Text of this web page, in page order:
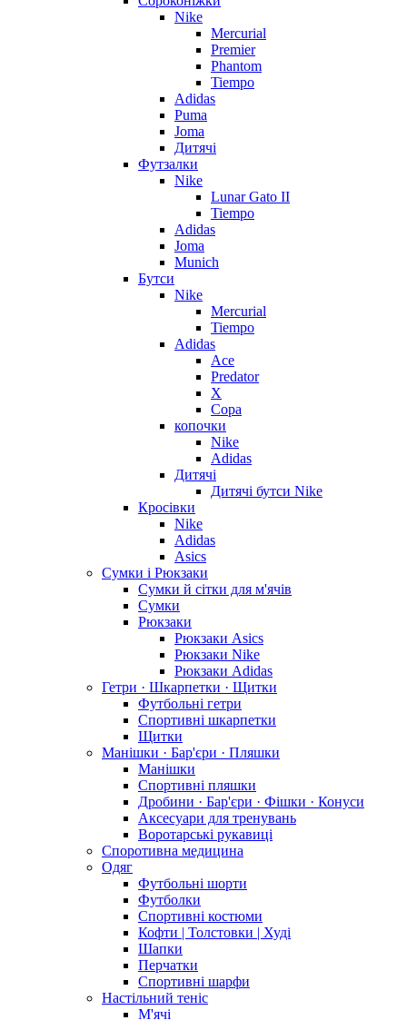
Nike
Mercurial
Premier
Phantom
Tiempo
Adidas
Puma
Joma
Дитячі
Футзалки
Nike
Lunar Gato II
Tiempo
Adidas
Joma
Munich
Бутси
Nike
Mercurial
Tiempo
Adidas
Ace
Predator
X
Copa
копочки
Nike
Adidas
Дитячі
Дитячі бутси Nike
Кросівки
Nike
Adidas
Asics
Сумки і Рюкзаки
Сумки й сітки для м'ячів
Сумки
Рюкзаки
Рюкзаки Asics
Рюкзаки Nike
Рюкзаки Adidas
Гетри · Шкарпетки · Щитки
Футбольні гетри
Спортивні шкарпетки
Щитки
Манішки · Бар'єри · Пляшки
Манішки
Спортивні пляшки
Дробини · Бар'єри · Фішки · Конуси
Аксесуари для тренувань
Воротарські рукавиці
Споротивна медицина
Одяг
Футбольні шорти
Футболки
Спортивні костюми
Кофти | Толстовки | Худі
Шапки
Перчатки
Спортивні шарфи
Настільний теніс
М'ячі